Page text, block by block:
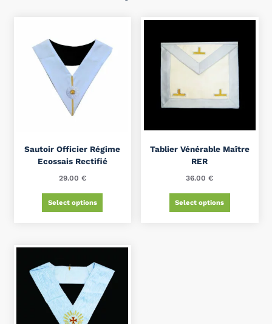
Sautoir Officier Régime
Ecossais Rectifié
29.00 €
Select options
Tablier Vénérable Maître
RER
36.00€
Select options